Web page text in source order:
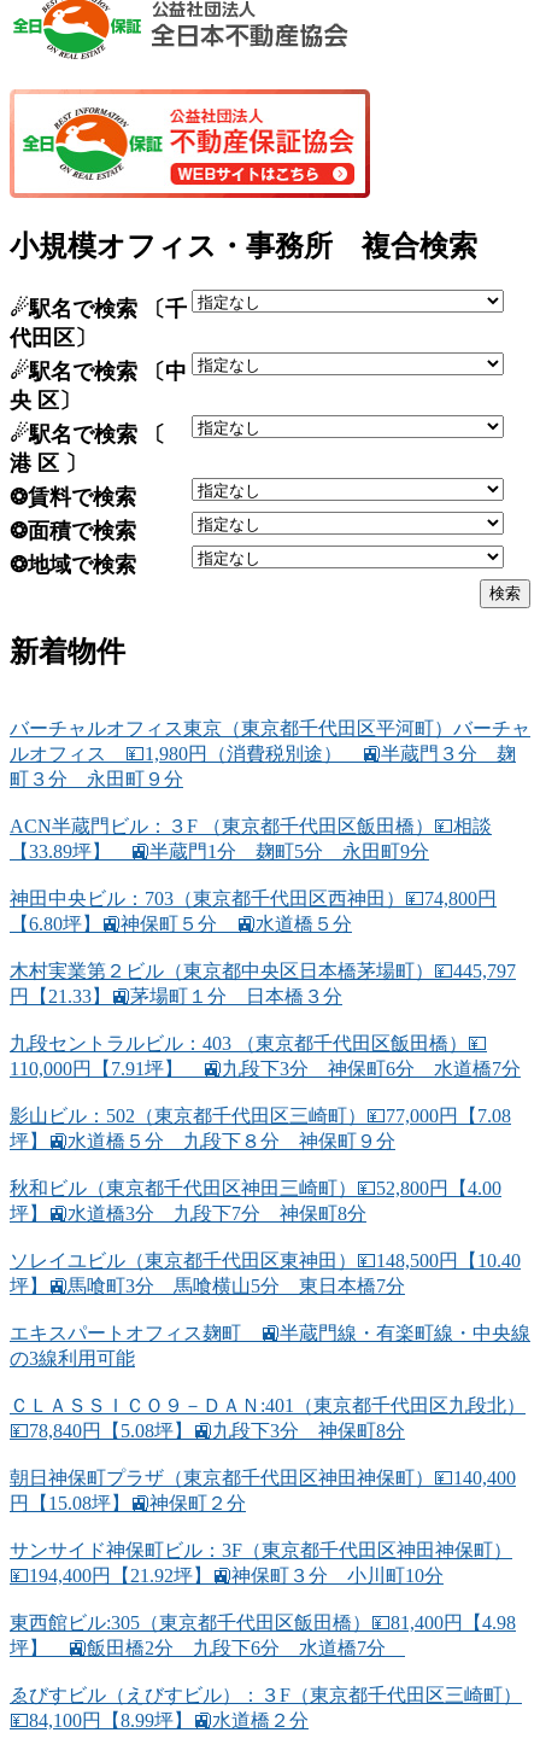
小規模オフィス・事務所 複合検索
☄駅名で検索 〔千
代田区〕
☄駅名で検索 〔中
央 区〕
☄駅名で検索 〔
港 区 〕
❂賃料で検索
❂面積で検索
❂地域で検索
新着物件
バーチャルオフィス東京（東京都千代田区平河町）バーチャ
ルオフィス 💴1,980円（消費税別途） 🚉半蔵門３分 麹
町３分 永田町９分
ACN半蔵門ビル：３F （東京都千代田区飯田橋）💴相談
【33.89坪】 🚉半蔵門1分 麹町5分 永田町9分
神田中央ビル：703（東京都千代田区西神田）💴74,800円
【6.80坪】🚉神保町５分 🚉水道橋５分
木村実業第２ビル（東京都中央区日本橋茅場町）💴445,797
円【21.33】🚉茅場町１分 日本橋３分
九段セントラルビル：403 （東京都千代田区飯田橋）💴
110,000円【7.91坪】 🚉九段下3分 神保町6分 水道橋7分
影山ビル：502（東京都千代田区三崎町）💴77,000円【7.08
坪】🚉水道橋５分 九段下８分 神保町９分
秋和ビル（東京都千代田区神田三崎町）💴52,800円【4.00
坪】🚉水道橋3分 九段下7分 神保町8分
ソレイユビル（東京都千代田区東神田）💴148,500円【10.40
坪】🚉馬喰町3分 馬喰横山5分 東日本橋7分
エキスパートオフィス麹町 🚉半蔵門線・有楽町線・中央線
の3線利用可能
ＣＬＡＳＳＩＣＯ９－ＤＡＮ:401（東京都千代田区九段北）
💴78,840円【5.08坪】🚉九段下3分 神保町8分
朝日神保町プラザ（東京都千代田区神田神保町）💴140,400
円【15.08坪】🚉神保町２分
サンサイド神保町ビル：3F（東京都千代田区神田神保町）
💴194,400円【21.92坪】🚉神保町３分 小川町10分
東西館ビル:305（東京都千代田区飯田橋）💴81,400円【4.98
坪】 🚉飯田橋2分 九段下6分 水道橋7分
ゑびすビル（えびすビル）：３F（東京都千代田区三崎町）
💴84,100円【8.99坪】🚉水道橋２分